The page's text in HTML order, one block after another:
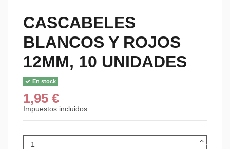
CASCABELES
BLANCOS Y ROJOS
12MM, 10 UNIDADES
En stock
1,95 €
Impuestos incluidos